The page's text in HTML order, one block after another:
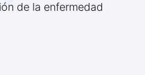
de la enfermedad